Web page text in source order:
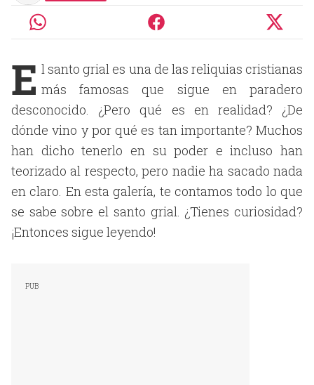
E l santo grial es una de las reliquias cristianas
más famosas que sigue en paradero
desconocido. ¿Pero qué es en realidad? ¿De
dónde vino y por qué es tan importante? Muchos
han dicho tenerlo en su poder e incluso han
teorizado al respecto, pero nadie ha sacado nada
en claro. En esta galería, te contamos todo lo que
se sabe sobre el santo grial. ¿Tienes curiosidad?
¡Entonces sigue leyendo!